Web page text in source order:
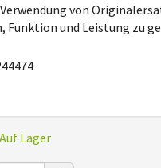
von
Funktion und Leistung zu
Auf Lager